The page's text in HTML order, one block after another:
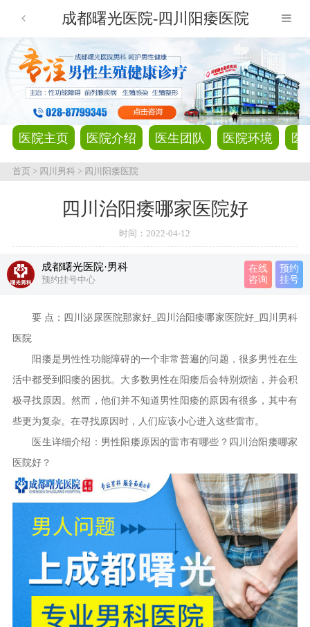
成都曙光医院-四川阳痿医院
医院主页 医院介绍 医生团队 医院环境 医
首页> 四川男科> 四川阳痿医院
四川治阳痿哪家医院好
时间：2022-04-12
成都曙光医院·男科
预约挂号中心
在线
咨询
预约
挂号
要 点：四川泌尿医院那家好_四川治阳痿哪家医院好_四川男科
医院
阳痿是男性性功能障碍的一个非常普遍的问题，很多男性在生
活中都受到阳痿的困扰。大多数男性在阳痿后会特别烦恼，并会积
极寻找原因。然而，他们并不知道男性阳痿的原因有很多，其中有
些更为复杂。在寻找原因时，人们应该小心进入这些雷市。
医生详细介绍：男性阳痿原因的雷市有哪些？四川治阳痿哪家
医院好？